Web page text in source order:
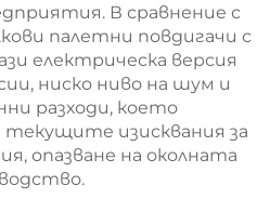
В сравнение с
палетни повдигачи с
електрическа версия
ниско ниво на шум и
разходи, което
текущите изисквания за
опазване на околната